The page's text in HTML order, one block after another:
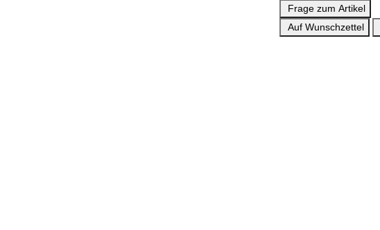
Frage zum Artikel
Auf Wunschzettel